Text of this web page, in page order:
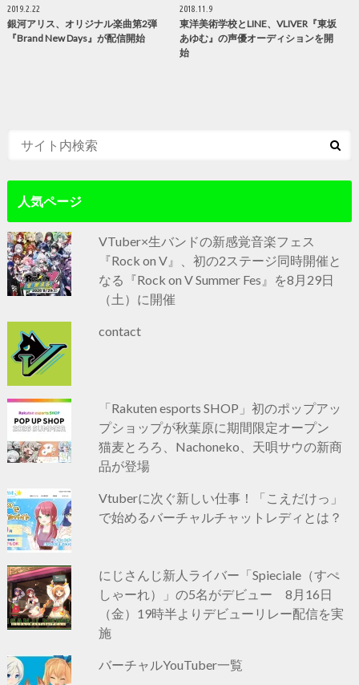
2019.2.22
銀河アリス、オリジナル楽曲第2弾
『Brand New Days』が配信開始
2018.11.9
東洋美術学校とLINE、VLIVER『東坂
あゆむ』の声優オーディションを開
始
人気ページ
VTuber×生バンドの新感覚音楽フェス
『Rock on V』、初の2ステージ同時開催と
なる『Rock on V Summer Fes』を8月29日
（土）に開催
contact
「Rakuten esports SHOP」初のポップアッ
プショップが秋葉原に期間限定オープン
猫麦とろろ、Nachoneko、天唄サウの新商
品が登場
Vtuberに次ぐ新しい仕事！「こえだけっ」
で始めるバーチャルチャットレディとは？
にじさんじ新人ライバー「Spieciale（すぺ
しゃーれ）」の5名がデビュー 8月16日
（金）19時半よりデビューリレー配信を実
施
バーチャルYouTuber一覧